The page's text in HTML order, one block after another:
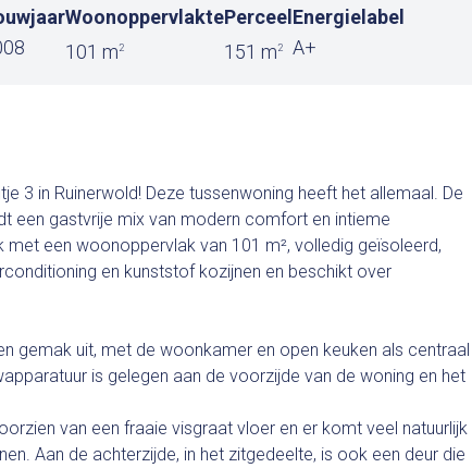
Woonoppervlakte
101 m2
Perceel
151 m2
Energielabel
A+
3 in Ruinerwold! Deze tussenwoning heeft het allemaal. De
een gastvrije mix van modern comfort en intieme
met een woonoppervlak van 101 m², volledig geïsoleerd,
en kunststof kozijnen en beschikt over
gemak uit, met de woonkamer en open keuken als centraal
is gelegen aan de voorzijde van de woning en het
van een fraaie visgraat vloer en er komt veel natuurlijk
Aan de achterzijde, in het zitgedeelte, is ook een deur die